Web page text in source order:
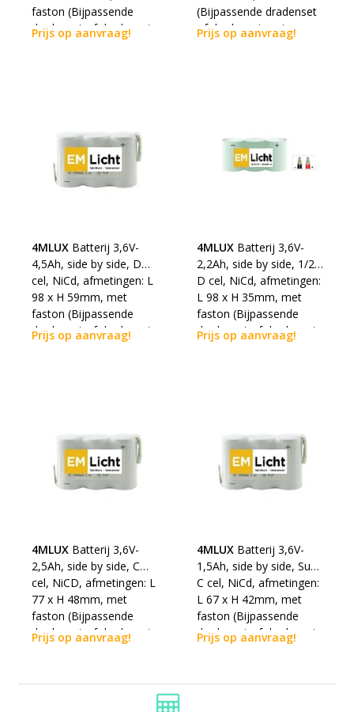
faston (Bijpassende
dradenset of dradenset
met connector dienen
Prijs op aanvraag!
(Bijpassende dradenset
of dradenset met
connector dienen los
Prijs op aanvraag!
4MLUX Batterij 3,6V-
4,5Ah, side by side, D
cel, NiCd, afmetingen: L
98 x H 59mm, met
faston (Bijpassende
dradenset of dradenset
met connector dienen
Prijs op aanvraag!
4MLUX Batterij 3,6V-
2,2Ah, side by side, 1/2
D cel, NiCd, afmetingen:
L 98 x H 35mm, met
faston (Bijpassende
dradenset of dradenset
met connector dienen
Prijs op aanvraag!
4MLUX Batterij 3,6V-
2,5Ah, side by side, C
cel, NiCD, afmetingen: L
77 x H 48mm, met
faston (Bijpassende
dradenset of dradenset
met connector dienen
worden)
Prijs op aanvraag!
4MLUX Batterij 3,6V-
1,5Ah, side by side, Sub
C cel, NiCd, afmetingen:
L 67 x H 42mm, met
faston (Bijpassende
dradenset of dradenset
met connector dienen
worden)
Prijs op aanvraag!